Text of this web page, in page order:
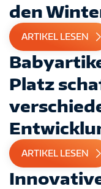
den
ARTIKEL LESEN
Platz
ARTIKEL LESEN